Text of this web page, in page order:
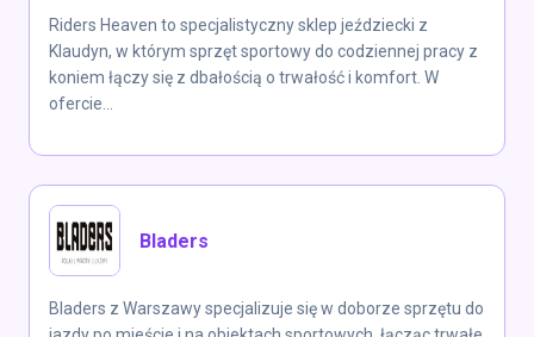
Riders Heaven to specjalistyczny sklep jeździecki z
Klaudyn, w którym sprzęt sportowy do codziennej pracy z
koniem łączy się z dbałością o trwałość i komfort. W
ofercie...
Bladers
Bladers z Warszawy specjalizuje się w doborze sprzętu do